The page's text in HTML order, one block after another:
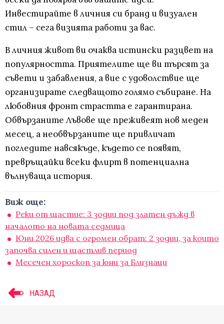
Инвестирайте в личния си бранд и визуален
стил – сега визията работи за вас.
В личния живот ви очаква истински разцвет на
популярността. Приятелите ще ви търсят за
съвети и забавления, а вие с удоволствие ще
организирате следващото голямо събиране. На
любовния фронт страстта е гарантирана.
Обвързаните Лъвове ще преживеят нов меден
месец, а необвързаните ще привличат
погледите навсякъде, където се появят,
превръщайки всеки флирт в потенциална
вълнуваща история.
Виж още:
Реки от щастие: 3 зодии под златен дъжд в
началото на новата седмица
Юни 2026 идва с огромен обрат: 2 зодии, за които
започва силен и щастлив период
Месечен хороскоп за юни за Близнаци
НАЗАД